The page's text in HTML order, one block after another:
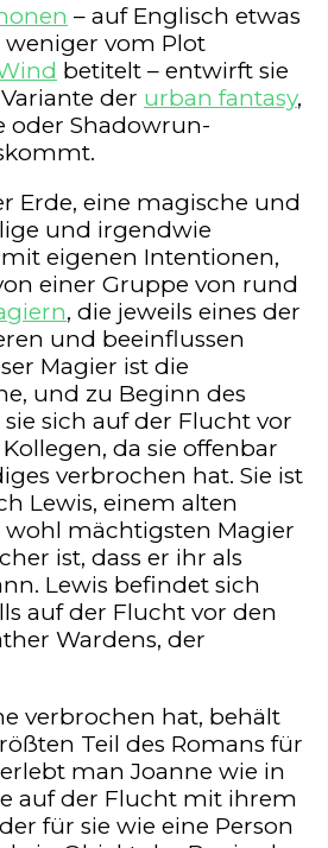
– auf Englisch etwas
vom Plot
betitelt – entwirft sie
der urban fantasy,
oder Shadowrun-
Erde, eine magische und
und irgendwie
eigenen Intentionen,
einer Gruppe von rund
, die jeweils eines der
und beeinflussen
Magier ist die
und zu Beginn des
sich auf der Flucht vor
da sie offenbar
verbrochen hat. Sie ist
Lewis, einem alten
mächtigsten Magier
ist, dass er ihr als
Lewis befindet sich
auf der Flucht vor den
Wardens, der
verbrochen hat, behält
Teil des Romans für
man Joanne wie in
auf der Flucht mit ihrem
für sie wie eine Person